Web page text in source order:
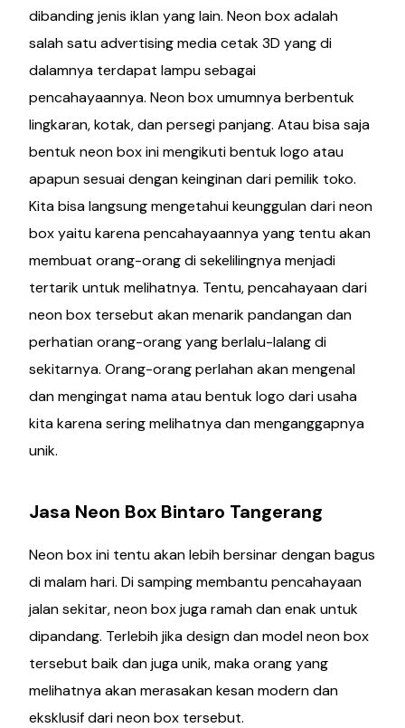
dibanding jenis iklan yang lain. Neon box adalah
salah satu advertising media cetak 3D yang di
dalamnya terdapat lampu sebagai
pencahayaannya. Neon box umumnya berbentuk
lingkaran, kotak, dan persegi panjang. Atau bisa saja
bentuk neon box ini mengikuti bentuk logo atau
apapun sesuai dengan keinginan dari pemilik toko.
Kita bisa langsung mengetahui keunggulan dari neon
box yaitu karena pencahayaannya yang tentu akan
membuat orang-orang di sekelilingnya menjadi
tertarik untuk melihatnya. Tentu, pencahayaan dari
neon box tersebut akan menarik pandangan dan
perhatian orang-orang yang berlalu-lalang di
sekitarnya. Orang-orang perlahan akan mengenal
dan mengingat nama atau bentuk logo dari usaha
kita karena sering melihatnya dan menganggapnya
unik.
Jasa Neon Box Bintaro Tangerang
Neon box ini tentu akan lebih bersinar dengan bagus
di malam hari. Di samping membantu pencahayaan
jalan sekitar, neon box juga ramah dan enak untuk
dipandang. Terlebih jika design dan model neon box
tersebut baik dan juga unik, maka orang yang
melihatnya akan merasakan kesan modern dan
eksklusif dari neon box tersebut.